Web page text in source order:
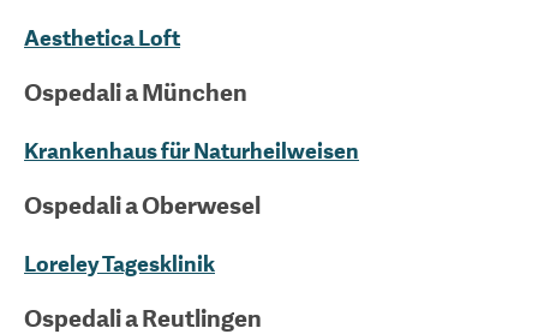
Aesthetica Loft
Ospedali aMünchen
Krankenhaus für Naturheilweisen
Ospedali aOberwesel
Loreley Tagesklinik
Ospedali aReutlingen